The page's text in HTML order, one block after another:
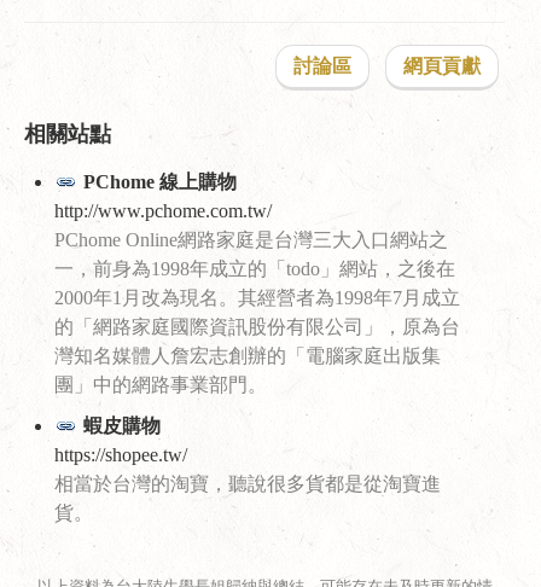
討論區 網頁貢獻
相關站點
PChome 線上購物
http://www.pchome.com.tw/
PChome Online網路家庭是台灣三大入口網站之
一，前身為1998年成立的「todo」網站，之後在
2000年1月改為現名。其經營者為1998年7月成立
的「網路家庭國際資訊股份有限公司」，原為台
灣知名媒體人詹宏志創辦的「電腦家庭出版集
團」中的網路事業部門。
蝦皮購物
https://shopee.tw/
相當於台灣的淘寶，聽說很多貨都是從淘寶進
貨。